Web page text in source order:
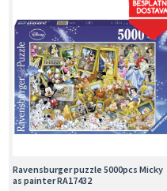
Ravensburger puzzle 5000pcs Micky
as painter RA17432